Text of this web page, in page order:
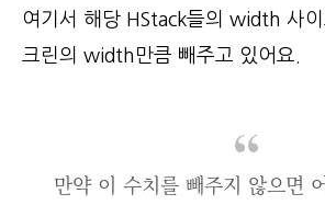
여기서 해당 HStack들의 width 사
크린의 width만큼 빼주고 있어요.
만약 이 수치를 빼주지 않으면